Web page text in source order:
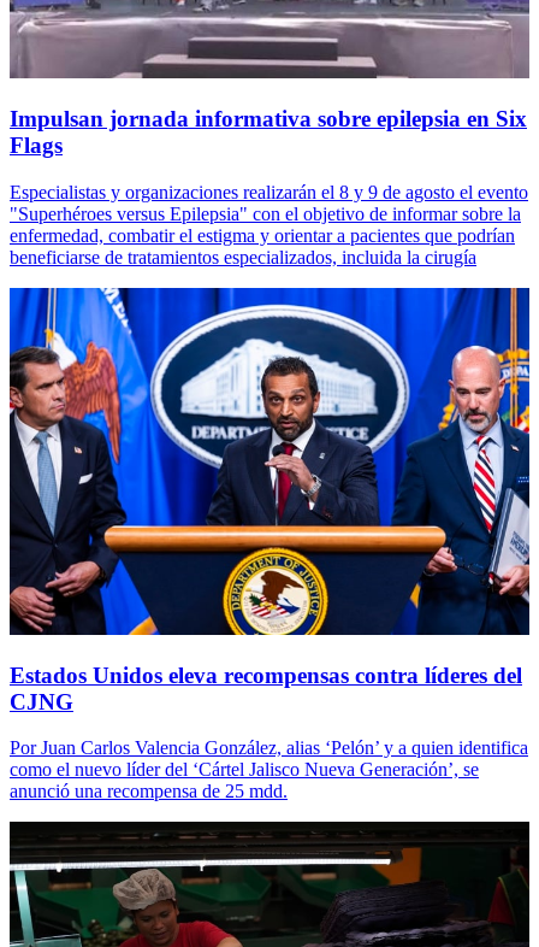
Impulsan jornada informativa sobre epilepsia en Six
Flags
Especialistas y organizaciones realizarán el 8 y 9 de agosto el evento
"Superhéroes versus Epilepsia" con el objetivo de informar sobre la
enfermedad, combatir el estigma y orientar a pacientes que podrían
beneficiarse de tratamientos especializados, incluida la cirugía
Estados Unidos eleva recompensas contra líderes del
CJNG
Por Juan Carlos Valencia González, alias ‘Pelón’ y a quien identifica
como el nuevo líder del ‘Cártel Jalisco Nueva Generación’, se
anunció una recompensa de 25 mdd.